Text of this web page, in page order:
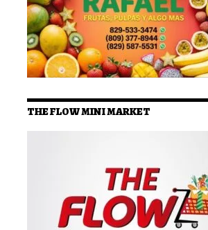
THE FLOW MINI MARKET